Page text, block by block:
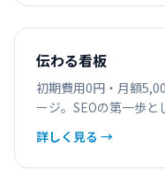
伝わる看板
初期費用0円・月額
ージ。SEOの第一歩と
詳しく見る →